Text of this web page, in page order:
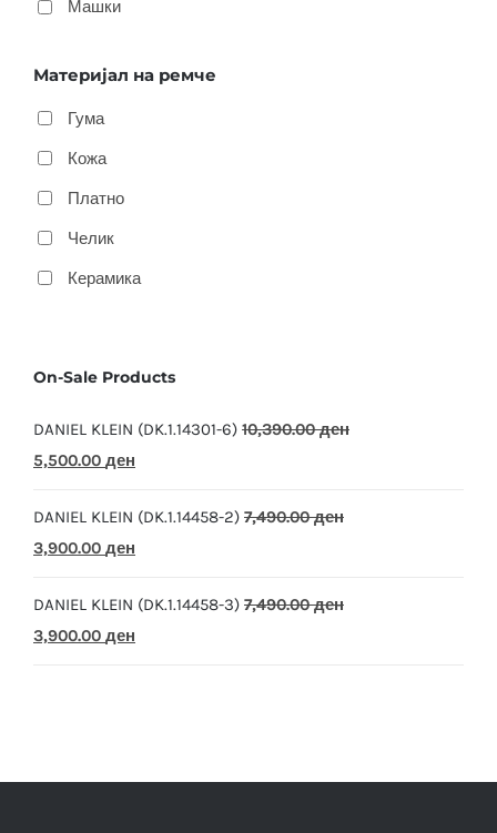
Машки
Материјал на ремче
Гума
Кожа
Платно
Челик
Керамика
On-Sale Products
DANIEL KLEIN (DK.1.14301-6) 10,390.00ден
Original
was:
10,390.00 ден.
5,500.00 ден
is:
5,500.00 ден.
DANIEL KLEIN (DK.1.14458-2) 7,490.00ден
Original
was:
7,490.00 ден.
3,900.00 ден
is:
3,900.00 ден.
DANIEL KLEIN (DK.1.14458-3) 7,490.00ден
Original
3,900.00 ден